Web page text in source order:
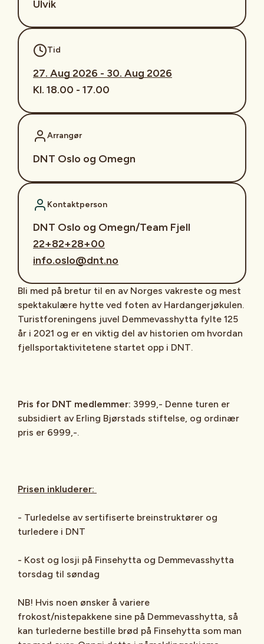
Ulvik
Tid
27. Aug 2026 - 30. Aug 2026
Kl. 18.00 - 17.00
Arrangør
DNT Oslo og Omegn
Kontaktperson
DNT Oslo og Omegn/Team Fjell
22+82+28+00
info.oslo@dnt.no
Bli med på bretur til en av Norges vakreste og mest
spektakulære hytte ved foten av Hardangerjøkulen.
Turistforeningens juvel Demmevasshytta fylte 125
år i 2021 og er en viktig del av historien om hvordan
fjellsportaktivitetene startet opp i DNT.
Pris for DNT medlemmer: 3999,- Denne turen er
subsidiert av Erling Bjørstads stiftelse, og ordinær
pris er 6999,-.
Prisen inkluderer:
- Turledelse av sertifiserte breinstruktører og
turledere i DNT
- Kost og losji på Finsehytta og Demmevasshytta
torsdag til søndag
NB! Hvis noen ønsker å variere
frokost/nistepakkene sine på Demmevasshytta, så
kan turlederne bestille brød på Finsehytta som man